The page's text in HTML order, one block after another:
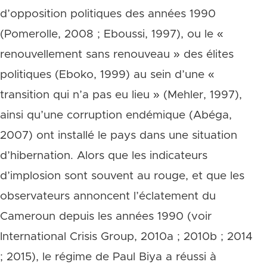
d’opposition politiques des années 1990
(Pomerolle, 2008 ; Eboussi, 1997), ou le «
renouvellement sans renouveau » des élites
politiques (Eboko, 1999) au sein d’une «
transition qui n’a pas eu lieu » (Mehler, 1997),
ainsi qu’une corruption endémique (Abéga,
2007) ont installé le pays dans une situation
d’hibernation. Alors que les indicateurs
d’implosion sont souvent au rouge, et que les
observateurs annoncent l’éclatement du
Cameroun depuis les années 1990 (voir
International Crisis Group, 2010a ; 2010b ; 2014
; 2015), le régime de Paul Biya a réussi à